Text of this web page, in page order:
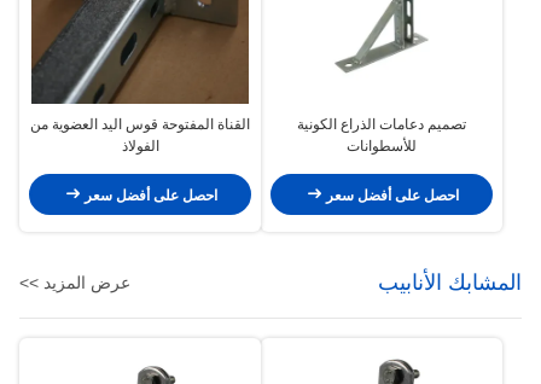
تصميم دعامات الذراع الكونية
للأسطوانات
احصل على أفضل سعر
القناة المفتوحة قوس اليد العضوية من
الفولاذ
احصل على أفضل سعر
المشابك الأنابيب عرض المزيد >>